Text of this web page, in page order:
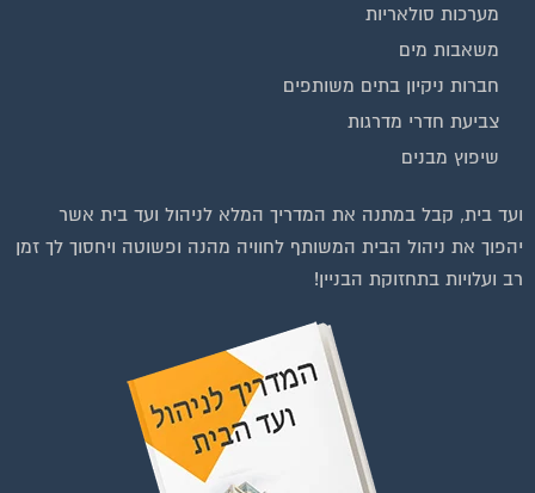
מערכות סולאריות
משאבות מים
חברות ניקיון בתים משותפים
צביעת חדרי מדרגות
שיפוץ מבנים
ועד בית, קבל במתנה את המדריך המלא לניהול ועד בית אשר
יהפוך את ניהול הבית המשותף לחוויה מהנה ופשוטה ויחסוך לך זמן
רב ועלויות בתחזוקת הבניין!
להצטרפות לחצו על התמונה או על הכפתור ושלחו בקשת הצטרפות בדף
הקבוצה
לחץ למעבר לקבוצה